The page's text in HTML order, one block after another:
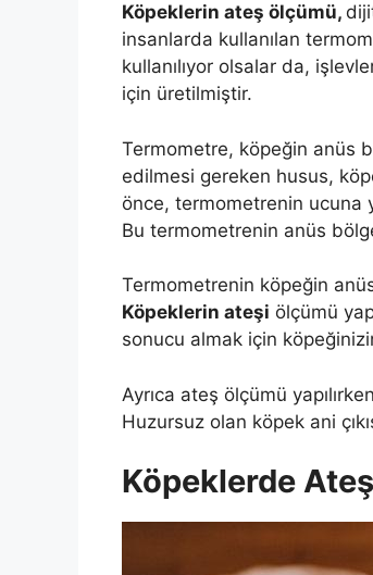
Köpeklerin ateş ölçümü,
insanlarda kullanılan
kullanılıyor olsalar da,
için üretilmiştir.
Termometre, köpeğin anüs
edilmesi gereken husus,
önce, termometrenin ucuna
Bu termometrenin anüs
Termometrenin köpeğin
Köpeklerin ateşi ölçümü
sonucu almak için
Ayrıca ateş ölçümü
Huzursuz olan köpek ani
Köpeklerde